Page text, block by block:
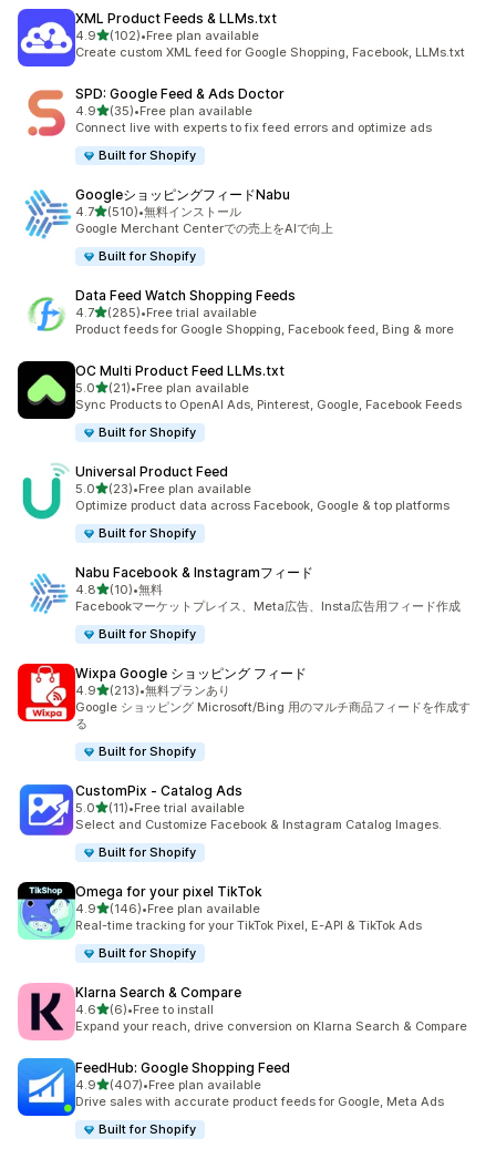
XML Product Feeds & LLMs.txt
4.95つ星中
(102)
合計レビュー数：102件
•Free plan available
Create custom XML feed for Google Shopping, Facebook, LLMs.txt
SPD: Google Feed & Ads Doctor
4.95つ星中
(35)
合計レビュー数：35件
•Free plan available
Connect live with experts to fix feed errors and optimize ads
Built for Shopify
GoogleショッピングフィードNabu
4.75つ星中
(510)
合計レビュー数：510件
•無料インストール
Google Merchant Centerでの売上をAIで向上
Built for Shopify
Data Feed Watch Shopping Feeds
4.75つ星中
(285)
合計レビュー数：285件
•Free trial available
Product feeds for Google Shopping, Facebook feed, Bing & more
OC Multi Product Feed LLMs.txt
5.05つ星中
(21)
合計レビュー数：21件
•Free plan available
Sync Products to OpenAI Ads, Pinterest, Google, Facebook Feeds
Built for Shopify
Universal Product Feed
5.05つ星中
(23)
合計レビュー数：23件
•Free plan available
Optimize product data across Facebook, Google & top platforms
Built for Shopify
Nabu Facebook & Instagramフィード
4.85つ星中
(10)
合計レビュー数：10件
•無料
Facebookマーケットプレイス、Meta広告、Insta広告用フィード作成
Built for Shopify
Wixpa Google ショッピング フィード
4.95つ星中
(213)
合計レビュー数：213件
•無料プランあり
Google ショッピング Microsoft/Bing 用のマルチ商品フィードを作成す
る
Built for Shopify
CustomPix ‑ Catalog Ads
5.05つ星中
(11)
合計レビュー数：11件
•Free trial available
Select and Customize Facebook & Instagram Catalog Images.
Built for Shopify
Omega for your pixel TikTok
4.95つ星中
(146)
合計レビュー数：146件
•Free plan available
Real-time tracking for your TikTok Pixel, E-API & TikTok Ads
Built for Shopify
Klarna Search & Compare
4.65つ星中
(6)
合計レビュー数：6件
•Free to install
Expand your reach, drive conversion on Klarna Search & Compare
FeedHub: Google Shopping Feed
4.95つ星中
(407)
合計レビュー数：407件
•Free plan available
Drive sales with accurate product feeds for Google, Meta Ads
Built for Shopify